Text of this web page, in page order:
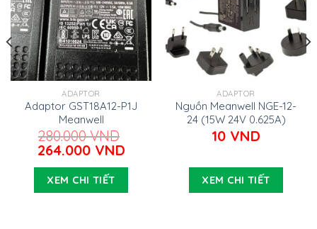
ADAPTOR
Adaptor GST18A12-P1J
Meanwell
280.000VND
Giá
gốc
là:
280.000 VND.
264.000 VNDGiá
hiện
là:
XEM CHI TIẾT
ADAPTOR
Nguồn Meanwell NGE-12-
24 (15W 24V 0.625A)
10 VND
XEM CHI TIẾT